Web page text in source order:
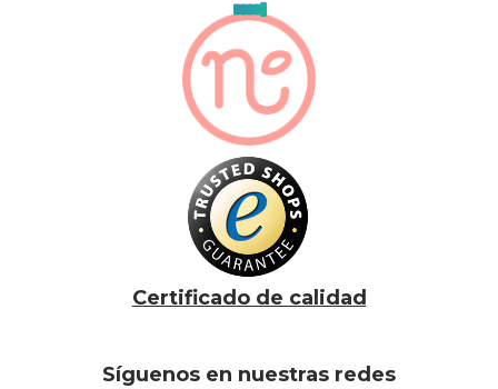
Certificado de calidad
Síguenos en nuestras redes